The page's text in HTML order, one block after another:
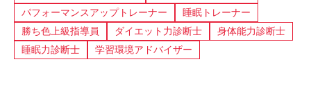
パフォーマンスアップトレーナー
睡眠トレーナー
勝ち色上級指導員
ダイエット力診断士
身体能力診断士
睡眠力診断士
学習環境アドバイザー